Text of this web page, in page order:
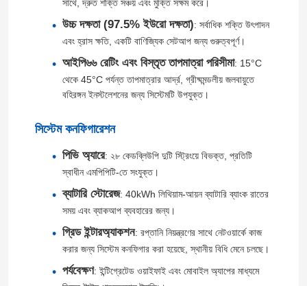
সাথে, দ্রুত শক্তি সঞ্চয় এবং মুক্তি সক্ষম করে।
উচ্চ দক্ষতা (97.5% ইউরো দক্ষতা): সর্বাধিক শক্তি উৎপাদন
এবং হ্রাস ক্ষতি, একটি বাণিজ্যিক সেটআপ জন্য গুরুত্বপূর্ণ।
আইপি৬৬ রেটিং এবং বিস্তৃত তাপমাত্রা পরিসীমা: 15°C
থেকে 45°C পর্যন্ত তাপমাত্রার আর্দ্র, গ্রীষ্মমন্ডলীয় জলবায়ুতে
বহিরঙ্গন ইনস্টলেশনের জন্য সিস্টেমটি উপযুক্ত।
সিস্টেম কনফিগারেশন
পিভি অ্যারে: ২৮ কেডব্লিউপি দুটি স্ট্রিংয়ে বিভক্ত, প্রতিটি
স্বাধীন এমপিপিটি-তে সংযুক্ত।
ব্যাটারি স্টোরেজ: 40kWh লিথিয়াম-আয়ন ব্যাটারি ব্যাংক রাতের
সময় এবং ব্যাকআপ ব্যবহারের জন্য।
গ্রিড ইন্টারঅ্যাকশন: রপ্তানি নিয়ন্ত্রণের সাথে নেটওয়ার্কে কাজ
করার জন্য সিস্টেম কনফিগার করা হয়েছে, স্থানীয় বিধি মেনে চলছে।
পর্যবেক্ষণ: ইন্টিগ্রেটেড ওয়াইফাই এবং মোবাইল অ্যাপের মাধ্যমে